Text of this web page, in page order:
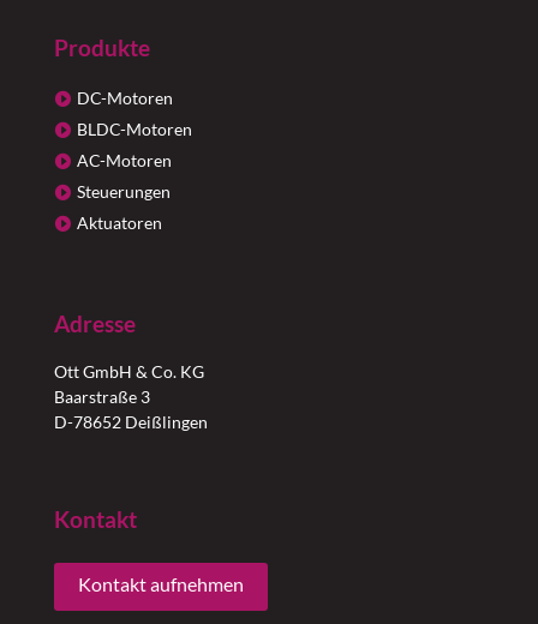
Produkte
DC-Motoren
BLDC-Motoren
AC-Motoren
Steuerungen
Aktuatoren
Adresse
Ott GmbH & Co. KG
Baarstraße 3
D-78652 Deißlingen
Kontakt
Kontakt aufnehmen